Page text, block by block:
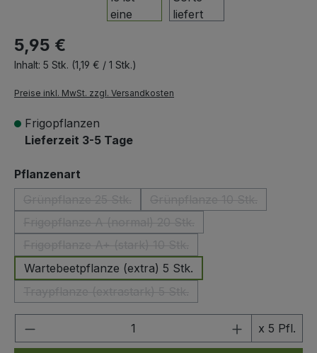
5,95 €
Inhalt: 5 Stk. (1,19 € / 1 Stk.)
Preise inkl. MwSt. zzgl. Versandkosten
Frigopflanzen
Lieferzeit 3-5 Tage
Pflanzenart
Wartebeetpflanze (extra) 5 Stk.
Produkt Anzahl: Gib den x 5 Pfl.